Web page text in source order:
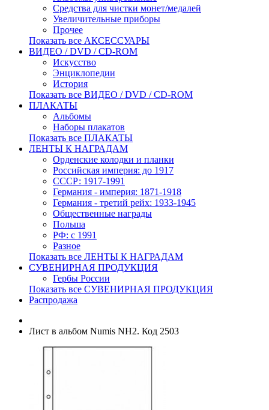
Средства для чистки монет/медалей
Увеличительные приборы
Прочее
Показать все АКСЕССУАРЫ
ВИДЕО / DVD / CD-ROM
Искусство
Энциклопедии
История
Показать все ВИДЕО / DVD / CD-ROM
ПЛАКАТЫ
Альбомы
Наборы плакатов
Показать все ПЛАКАТЫ
ЛЕНТЫ К НАГРАДАМ
Орденские колодки и планки
Российская империя: до 1917
СССР: 1917-1991
Германия - империя: 1871-1918
Германия - третий рейх: 1933-1945
Общественные награды
Польша
РФ: с 1991
Разное
Показать все ЛЕНТЫ К НАГРАДАМ
СУВЕНИРНАЯ ПРОДУКЦИЯ
Гербы России
Показать все СУВЕНИРНАЯ ПРОДУКЦИЯ
Распродажа
Лист в альбом Numis NH2. Код 2503